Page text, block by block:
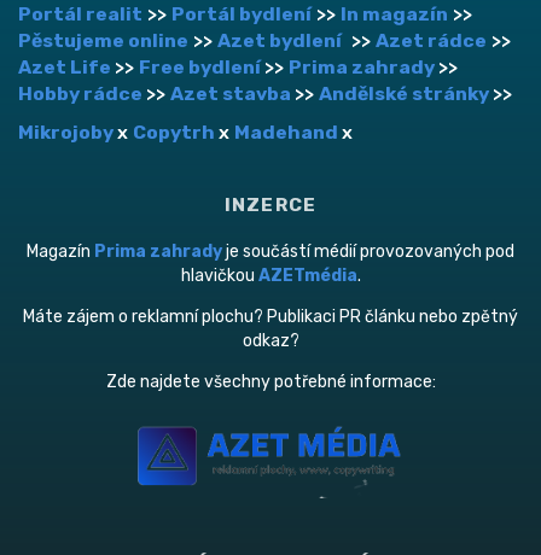
Portál realit >> Portál bydlení>> In magazín >>
Pěstujeme online >> Azet bydlení >> Azet rádce >>
Azet Life >> Free bydlení>> Prima zahrady >>
Hobby rádce >> Azet stavba >> Andělské stránky >>
Mikrojobyx Copytrh x Madehand x
INZERCE
Magazín Prima zahradyje součástí médií provozovaných pod
hlavičkou AZETmédia.
Máte zájem o reklamní plochu? Publikaci PR článku nebo zpětný
odkaz?
Zde najdete všechny potřebné informace: